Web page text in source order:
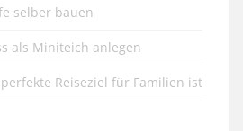
selber bauen
als Miniteich anlegen
Reiseziel für Familien ist